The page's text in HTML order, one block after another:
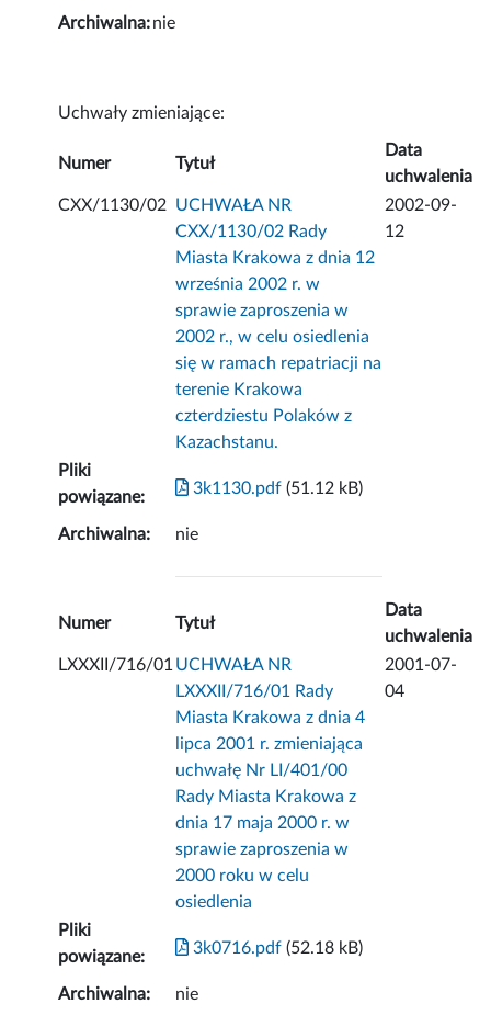
Archiwalna:nie
Uchwały zmieniające:
Numer Tytuł
Data
uchwalenia
CXX/1130/02 UCHWAŁA NR
CXX/1130/02 Rady
Miasta Krakowa z dnia 12
września 2002 r. w
sprawie zaproszenia w
2002 r., w celu osiedlenia
się w ramach repatriacji na
terenie Krakowa
czterdziestu Polaków z
Kazachstanu.
2002-09-
12
Pliki
powiązane:
3k1130.pdf (51.12 kB)
Archiwalna: nie
Numer Tytuł
Data
uchwalenia
LXXXII/716/01 UCHWAŁA NR
LXXXII/716/01 Rady
Miasta Krakowa z dnia 4
lipca 2001 r. zmieniająca
uchwałę Nr LI/401/00
Rady Miasta Krakowa z
dnia 17 maja 2000 r. w
sprawie zaproszenia w
2000 roku w celu
osiedlenia
2001-07-
04
Pliki
powiązane:
3k0716.pdf (52.18 kB)
Archiwalna: nie